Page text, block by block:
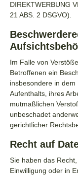
DIREKTWERBUNG
21 ABS. 2 DSGVO).
Im Falle von
Betroffenen ein
insbesondere in
Aufenthalts, ihres
mutmaßlichen
unbeschadet
gerichtlicher
Recht auf
Sie haben das
Einwilligung oder in